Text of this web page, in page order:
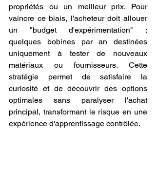
propriétés ou un meilleur prix. Pour
vaincre ce biais, l'acheteur doit allouer
un "budget d'expérimentation" :
quelques bobines par an destinées
uniquement à tester de nouveaux
matériaux ou fournisseurs. Cette
stratégie permet de satisfaire la
curiosité et de découvrir des options
optimales sans paralyser l'achat
principal, transformant le risque en une
expérience d'apprentissage contrôlée.